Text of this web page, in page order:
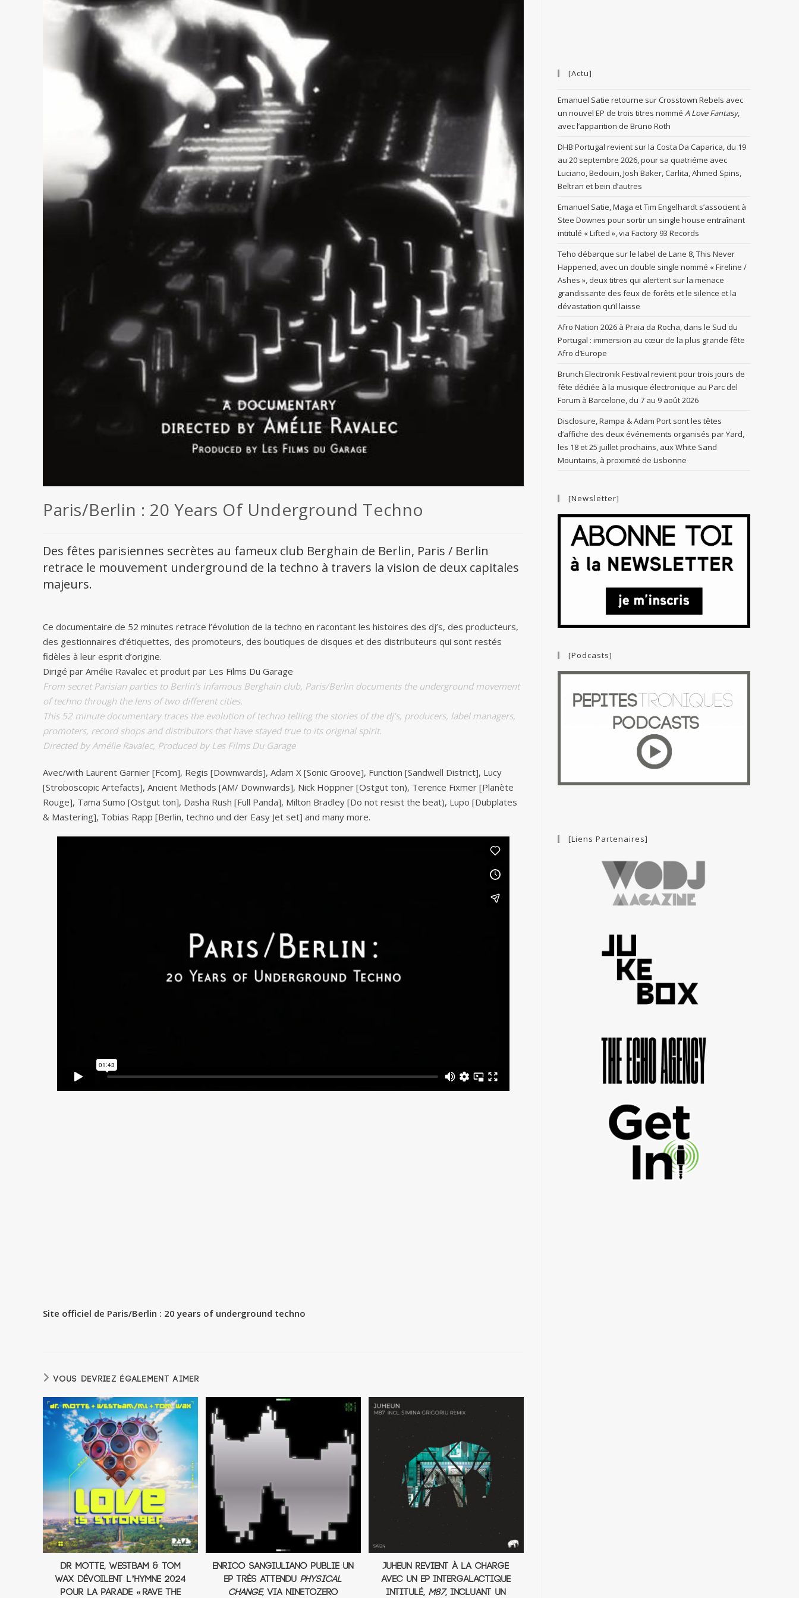
Paris/Berlin : 20 Years Of Underground Techno
Des fêtes parisiennes secrètes au fameux club Berghain de Berlin, Paris / Berlin
retrace le mouvement underground de la techno à travers la vision de deux capitales
majeurs.
Ce documentaire de 52 minutes retrace l’évolution de la techno en racontant les histoires des dj’s, des producteurs,
des gestionnaires d’étiquettes, des promoteurs, des boutiques de disques et des distributeurs qui sont restés
fidèles à leur esprit d’origine.
Dirigé par Amélie Ravalec et produit par Les Films Du Garage
From secret Parisian parties to Berlin’s infamous Berghain club, Paris/Berlin documents the underground movement
of techno through the lens of two different cities.
This 52 minute documentary traces the evolution of techno telling the stories of the dj’s, producers, label managers,
promoters, record shops and distributors that have stayed true to its original spirit.
Directed by Amélie Ravalec, Produced by Les Films Du Garage
Avec/with Laurent Garnier [Fcom], Regis [Downwards], Adam X [Sonic Groove], Function [Sandwell District], Lucy
[Stroboscopic Artefacts], Ancient Methods [AM/ Downwards], Nick Höppner [Ostgut ton), Terence Fixmer [Planète
Rouge], Tama Sumo [Ostgut ton], Dasha Rush [Full Panda], Milton Bradley [Do not resist the beat), Lupo [Dubplates
& Mastering], Tobias Rapp [Berlin, techno und der Easy Jet set] and many more.
Site officiel de Paris/Berlin : 20 years of underground techno
VOUS DEVRIEZ ÉGALEMENT AIMER
Dr Motte, Westbam & Tom
Wax dévoilent l’hymne 2024
pour la parade « Rave The
Enrico Sangiuliano publie un
EP très attenduPhysical
Change, via NINETOZERO
Juheun revient à la charge
avec un EP intergalactique
intitulé, M87, incluant un
[Actu]
Emanuel Satie retourne sur Crosstown Rebels avec
un nouvel EP de trois titres nommé A Love Fantasy,
avec l’apparition de Bruno Roth
DHB Portugal revient sur la Costa Da Caparica, du 19
au 20 septembre 2026, pour sa quatriéme avec
Luciano, Bedouin, Josh Baker, Carlita, Ahmed Spins,
Beltran et bein d’autres
Emanuel Satie, Maga et Tim Engelhardt s’associent à
Stee Downes pour sortir un single house entraînant
intitulé « Lifted », via Factory 93 Records
Teho débarque sur le label de Lane 8, This Never
Happened, avec un double single nommé « Fireline /
Ashes », deux titres qui alertent sur la menace
grandissante des feux de forêts et le silence et la
dévastation qu’il laisse
Afro Nation 2026 à Praia da Rocha, dans le Sud du
Portugal : immersion au cœur de la plus grande fête
Afro d’Europe
Brunch Electronik Festival revient pour trois jours de
fête dédiée à la musique électronique au Parc del
Forum à Barcelone, du 7 au 9 août 2026
Disclosure, Rampa & Adam Port sont les têtes
d’affiche des deux événements organisés par Yard,
les 18 et 25 juillet prochains, aux White Sand
Mountains, à proximité de Lisbonne
[Newsletter]
[Podcasts]
[Liens Partenaires]